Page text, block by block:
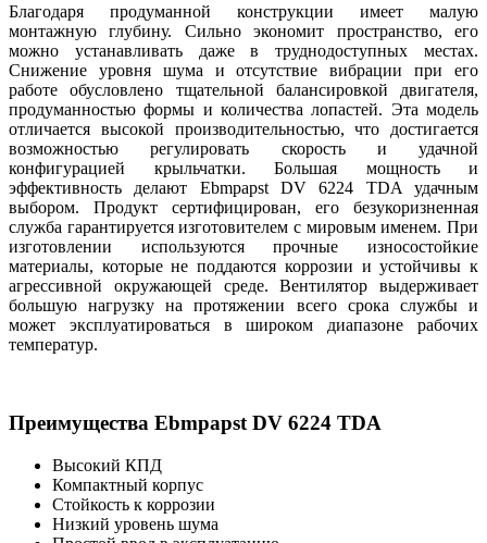
Благодаря продуманной конструкции имеет малую
монтажную глубину. Сильно экономит пространство, его
можно устанавливать даже в труднодоступных местах.
Снижение уровня шума и отсутствие вибрации при его
работе обусловлено тщательной балансировкой двигателя,
продуманностью формы и количества лопастей. Эта модель
отличается высокой производительностью, что достигается
возможностью регулировать скорость и удачной
конфигурацией крыльчатки. Большая мощность и
эффективность делают Ebmpapst DV 6224 TDA удачным
выбором. Продукт сертифицирован, его безукоризненная
служба гарантируется изготовителем с мировым именем. При
изготовлении используются прочные износостойкие
материалы, которые не поддаются коррозии и устойчивы к
агрессивной окружающей среде. Вентилятор выдерживает
большую нагрузку на протяжении всего срока службы и
может эксплуатироваться в широком диапазоне рабочих
температур.
Преимущества Ebmpapst DV 6224 TDA
Высокий КПД
Компактный корпус
Стойкость к коррозии
Низкий уровень шума